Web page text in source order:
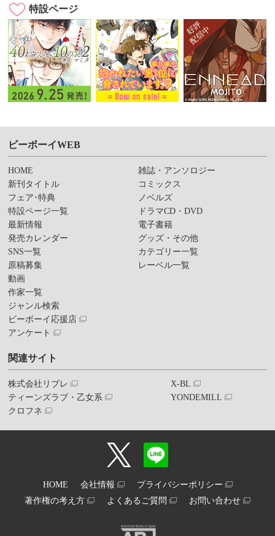
特設ページ
ビーボーイWEB
HOME
新刊タイトル
フェア･特典
特設ページ一覧
最新情報
発売カレンダー
SNS一覧
原稿募集
動画
作家一覧
ジャンル検索
ビーボーイ応援店
アンケート
雑誌・アンソロジー
コミックス
ノベルズ
ドラマCD・DVD
電子書籍
グッズ・その他
カテゴリー一覧
レーベル一覧
関連サイト
株式会社リブレ
ティーンズラブ・乙女系
クロフネ
X-BL
YONDEMILL
HOME 会社情報
プライバシーポリシー
著作権の考え方
よくあるご質問 お問い合わせ